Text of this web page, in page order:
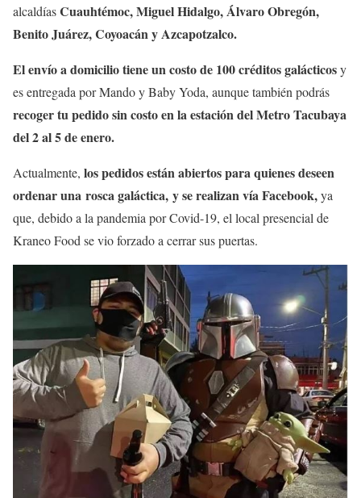
alcaldíasCuauhtémoc, Miguel Hidalgo, Álvaro Obregón,
Benito Juárez, Coyoacán y Azcapotzalco.
El envío a domicilio tiene un costo de 100 créditos galácticosy
es entregada por Mando y Baby Yoda, aunque también podrás
recoger tu pedido sin costo en la estación del Metro Tacubaya
del 2 al 5 de enero.
Actualmente, los pedidos están abiertos para quienes deseen
ordenar una rosca galáctica, y se realizan vía Facebook,ya
que, debido a la pandemia por Covid-19, el local presencial de
Kraneo Food se vio forzado a cerrar sus puertas.